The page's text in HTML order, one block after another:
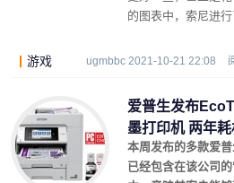
的图表中，索尼进行
游戏 ugmbbc 2021-10-21 22:08
爱普生发布
墨打印机 两年
本周发布的多款爱
已经包含在该公司